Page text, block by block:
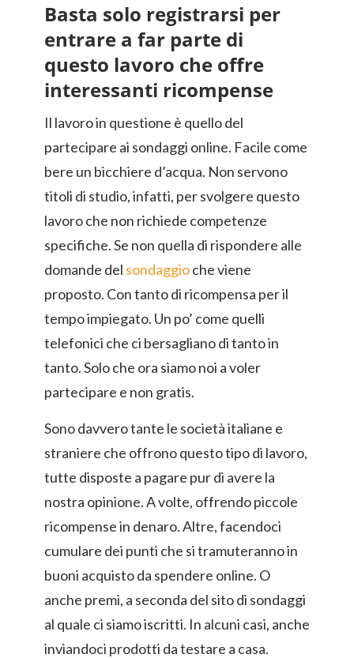
Basta solo registrarsi per
entrare a far parte di
questo lavoro che offre
interessanti ricompense
Il lavoro in questione è quello del
partecipare ai sondaggi online. Facile come
bere un bicchiere d’acqua. Non servono
titoli di studio, infatti, per svolgere questo
lavoro che non richiede competenze
specifiche. Se non quella di rispondere alle
domande del sondaggioche viene
proposto. Con tanto di ricompensa per il
tempo impiegato. Un po’ come quelli
telefonici che ci bersagliano di tanto in
tanto. Solo che ora siamo noi a voler
partecipare e non gratis.
Sono davvero tante le società italiane e
straniere che offrono questo tipo di lavoro,
tutte disposte a pagare pur di avere la
nostra opinione. A volte, offrendo piccole
ricompense in denaro. Altre, facendoci
cumulare dei punti che si tramuteranno in
buoni acquisto da spendere online. O
anche premi, a seconda del sito di sondaggi
al quale ci siamo iscritti. In alcuni casi, anche
inviandoci prodotti da testare a casa.